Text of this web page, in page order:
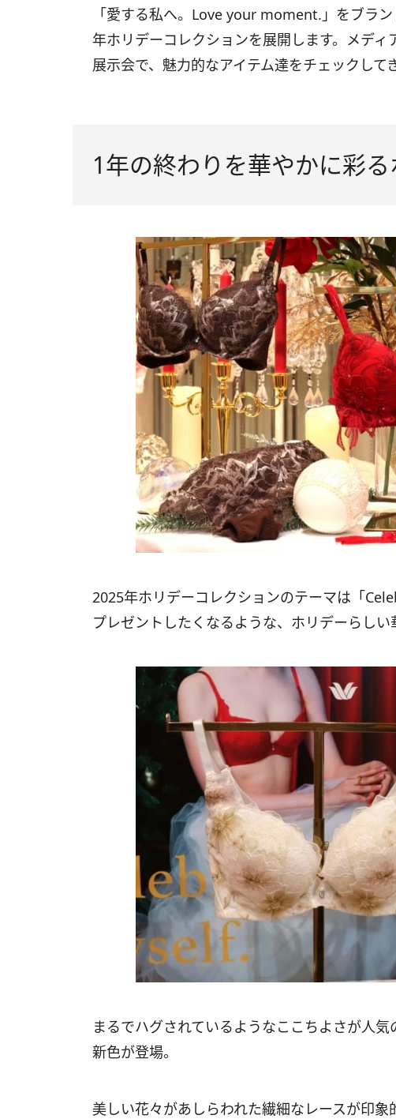
「愛する私へ。Love your moment.」をブラ
年ホリデーコレクションを展開します。メデ
展示会で、魅力的なアイテム達をチェックして
1年の終わりを華やかに彩
2025年ホリデーコレクションのテーマは「
プレゼントしたくなるような、ホリデーらしい
まるでハグされているようなここちよさが人
新色が登場。
美しい花々があしらわれた繊細なレースが印